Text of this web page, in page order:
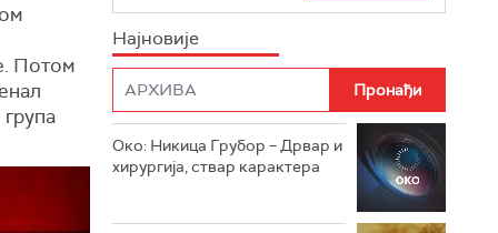
Потом
РТС ЖИВОТ
РТС КЛАСИКА
Најновије
Око: Никица Грубор – Дрвар и
хирургија, ствар карактера